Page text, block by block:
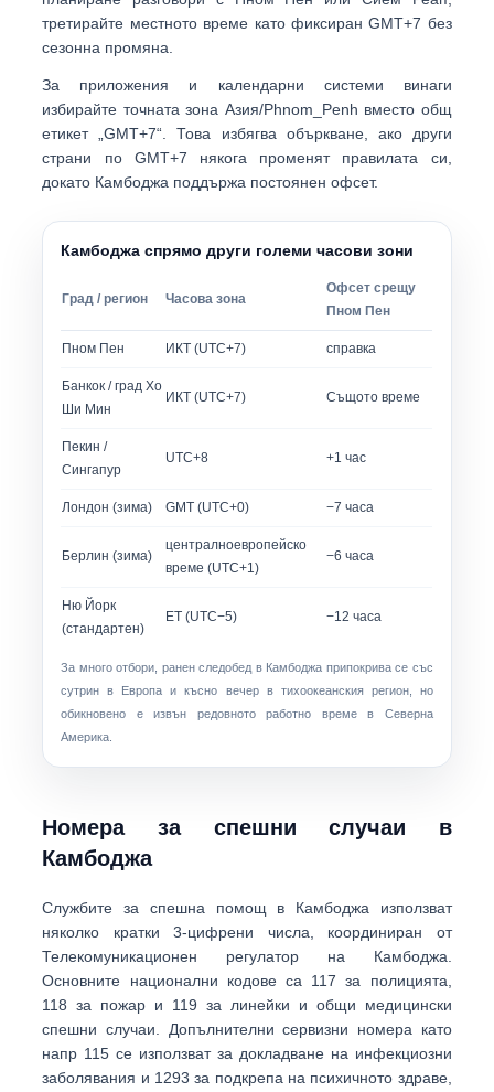
третирайте местното време като фиксиран GMT+7 без
сезонна промяна.
За приложения и календарни системи винаги
избирайте точната зона Азия/Phnom_Penh вместо общ
етикет „GMT+7“. Това избягва объркване, ако други
страни по GMT+7 някога променят правилата си,
докато Камбоджа поддържа постоянен офсет.
Камбоджа спрямо други големи часови зони
Град / регион Часова зона
Офсет срещу
Пном Пен
Пном Пен ИКТ (UTC+7) справка
Банкок / град Хо
Ши Мин
ИКТ (UTC+7) Същото време
Пекин /
Сингапур
UTC+8 +1 час
Лондон (зима) GMT (UTC+0) −7 часа
Берлин (зима)
централноевропейско
време (UTC+1)
−6 часа
Ню Йорк
(стандартен)
ET (UTC−5) −12 часа
За много отбори, ранен следобед в Камбоджа припокрива се със
сутрин в Европа и късно вечер в тихоокеанския регион, но
обикновено е извън редовното работно време в Северна
Америка.
Номера за спешни случаи в
Камбоджа
Службите за спешна помощ в Камбоджа използват
няколко кратки 3-цифрени числа , координиран от
Телекомуникационен регулатор на Камбоджа.
Основните национални кодове са 117 за полицията,
118 за пожар и 119 за линейки и общи медицински
спешни случаи. Допълнителни сервизни номера като
напр 115 се използват за докладване на инфекциозни
заболявания и 1293 за подкрепа на психичното здраве,